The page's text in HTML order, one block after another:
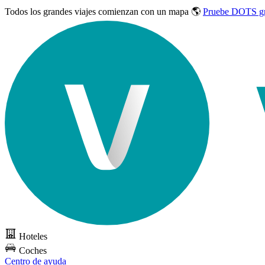
Todos los grandes viajes comienzan con un mapa 🌎 Pruebe DOTS
Hoteles
Coches
Centro de ayuda